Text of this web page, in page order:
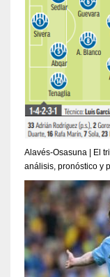
Alavés-Osasuna | El
análisis, pronóstico y